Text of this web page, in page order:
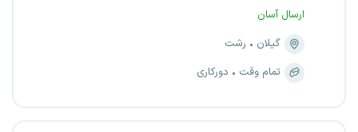
ارسال آسان
گیلان
رشت
تمام وقت
دورکاری